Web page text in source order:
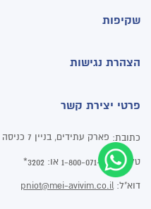
שקיפות
הצהרת נגישות
פרטי יצירת קשר
כתובת: פארק עתידים, בניין 7 כניסה B תל אביב יפו
טלפון: 1-800-071-202 או: 3202*
דוא"ל: pniot@mei-avivim.co.il